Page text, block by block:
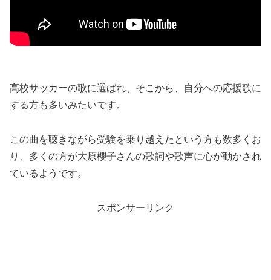
高校サッカーの歌に選ばれ、そこから、自分への応援歌に
する方も多いみたいです。
この曲を聴きながら受験を乗り越えたという方も数多くお
り、多くの方が大原櫻子さんの歌詞や歌声に心が動かされ
ているようです。
スポンサーリンク